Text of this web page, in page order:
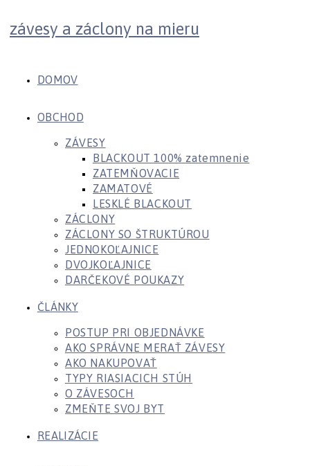
to
závesy a záclony na mieru
DOMOV
OBCHOD
ZÁVESY
BLACKOUT 100% zatemnenie
ZATEMŇOVACIE
ZAMATOVÉ
LESKLÉ BLACKOUT
ZÁCLONY
ZÁCLONY SO ŠTRUKTÚROU
JEDNOKOĽAJNICE
DVOJKOĽAJNICE
DARČEKOVÉ POUKAZY
ČLÁNKY
POSTUP PRI OBJEDNÁVKE
AKO SPRÁVNE MERAŤ ZÁVESY
AKO NAKUPOVAŤ
TYPY RIASIACICH STÚH
O ZÁVESOCH
ZMEŇTE SVOJ BYT
REALIZÁCIE